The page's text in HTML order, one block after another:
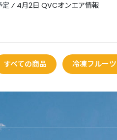
定 ⁄ 4月2日 QVCオンエア情報
すべての商品 冷凍フルーツ